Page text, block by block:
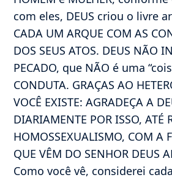
com eles, DEUS criou o livre
CADA UM ARQUE COM AS
DOS SEUS ATOS. DEUS NÃO
PECADO, que NÃO é uma
CONDUTA. GRAÇAS AO
VOCÊ EXISTE: AGRADEÇA A
DIARIAMENTE POR ISSO, ATÉ
HOMOSSEXUALISMO, COM A
QUE VÊM DO SENHOR DEUS
Como você vê, considerei